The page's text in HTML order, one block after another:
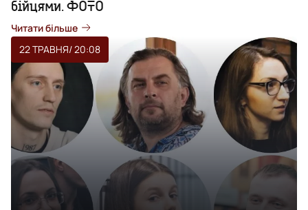
бійцями. ФОТО
Читати більше
22 ТРАВНЯ/ 20:08